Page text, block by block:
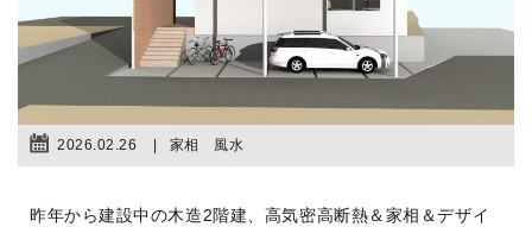
2026.02.26 家相 風水
昨年から建設中の木造2階建、高気密高断熱＆家相＆デザイ